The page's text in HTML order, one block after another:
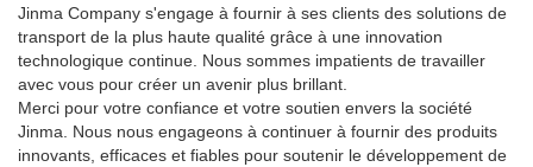
Jinma Company s'engage à fournir à ses clients des solutions de
transport de la plus haute qualité grâce à une innovation
technologique continue. Nous sommes impatients de travailler
avec vous pour créer un avenir plus brillant.
Merci pour votre confiance et votre soutien envers la société
Jinma. Nous nous engageons à continuer à fournir des produits
innovants, efficaces et fiables pour soutenir le développement de